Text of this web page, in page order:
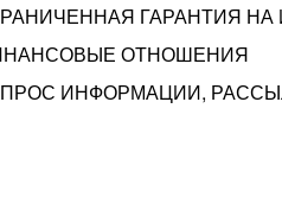
ГАРАНТИЯ
ОТНОШЕНИЯ
ИНФОРМАЦИИ,